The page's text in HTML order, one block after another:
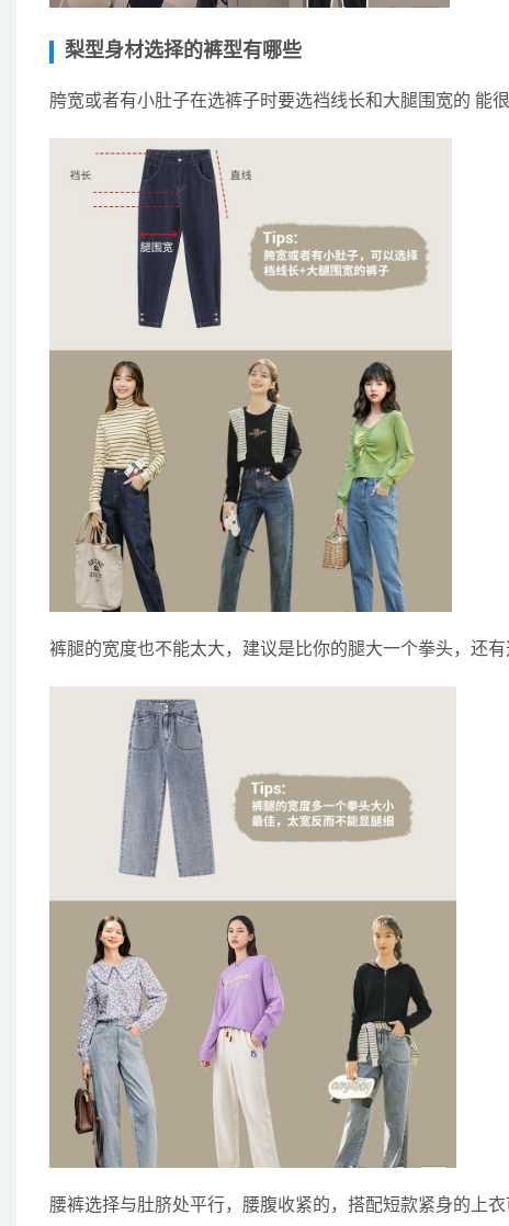
梨型身材选择的裤型有哪些
胯宽或者有小肚子在选裤子时要选裆线长和大腿围宽的 能
裤腿的宽度也不能太大，建议是比你的腿大一个拳头，还
腰裤选择与肚脐处平行，腰腹收紧的，搭配短款紧身的上